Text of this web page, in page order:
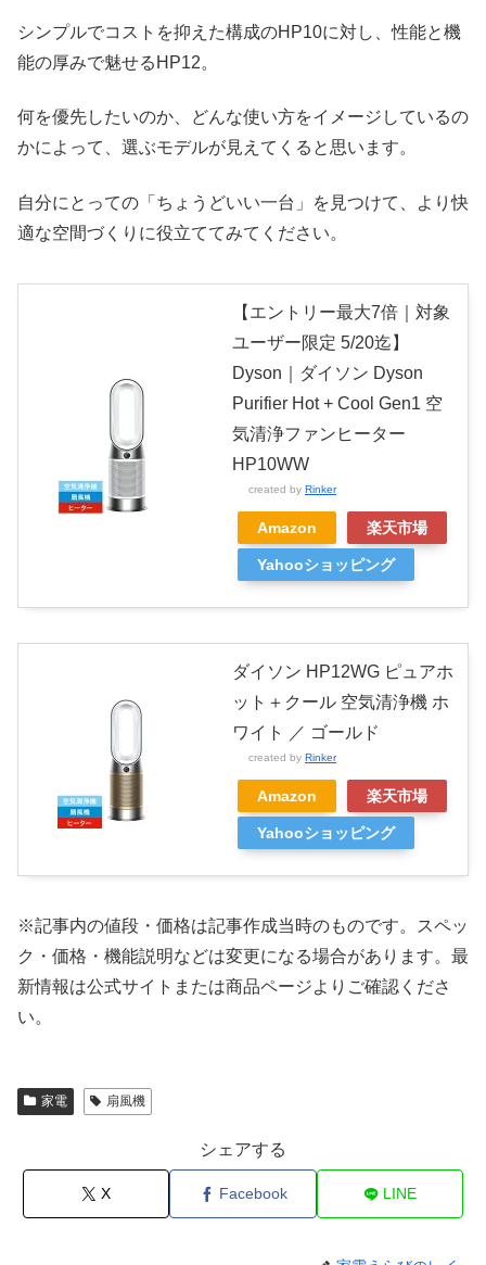
シンプルでコストを抑えた構成のHP10に対し、性能と機
能の厚みで魅せるHP12。
何を優先したいのか、どんな使い方をイメージしているの
かによって、選ぶモデルが見えてくると思います。
自分にとっての「ちょうどいい一台」を見つけて、より快
適な空間づくりに役立ててみてください。
【エントリー最大7倍｜対象
ユーザー限定 5/20迄】
Dyson｜ダイソン Dyson
Purifier Hot + Cool Gen1 空
気清浄ファンヒーター
HP10WW
created by Rinker
Amazon 楽天市場
Yahooショッピング
ダイソン HP12WG ピュアホ
ット＋クール 空気清浄機 ホ
ワイト ／ ゴールド
created by Rinker
Amazon 楽天市場
Yahooショッピング
※記事内の値段・価格は記事作成当時のものです。
スペッ
ク・価格・機能説明などは変更になる場合があります。最
新情報は公式サイトまたは商品ページよりご確認くださ
い。
家電 扇風機
シェアする
X Facebook LINE